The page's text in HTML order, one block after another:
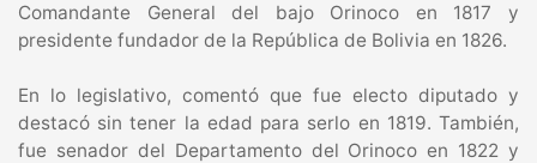
Comandante General del bajo Orinoco en 1817 y
presidente fundador de la República de Bolivia en 1826.
En lo legislativo, comentó que fue electo diputado y
destacó sin tener la edad para serlo en 1819. También,
fue senador del Departamento del Orinoco en 1822 y